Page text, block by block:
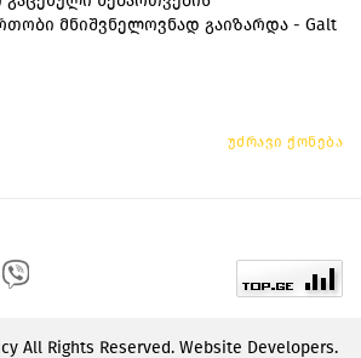
მნიშვნელოვნად გაიზარდა - Galt
უძრავი ქონება
All Rights Reserved. Website Developers.